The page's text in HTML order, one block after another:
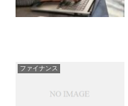
ファイナンス